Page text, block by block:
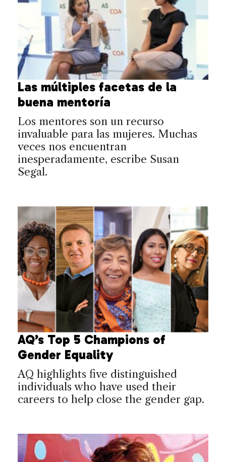
Las múltiples facetas de la
buena mentoría
Los mentores son un recurso
invaluable para las mujeres. Muchas
veces nos encuentran
inesperadamente, escribe Susan
Segal.
AQ’s Top 5 Champions of
Gender Equality
AQ highlights five distinguished
individuals who have used their
careers to help close the gender gap.